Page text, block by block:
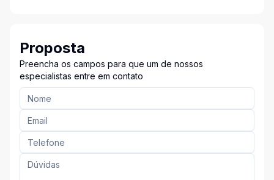
Proposta
Preencha os campos para que um de nossos
especialistas entre em contato